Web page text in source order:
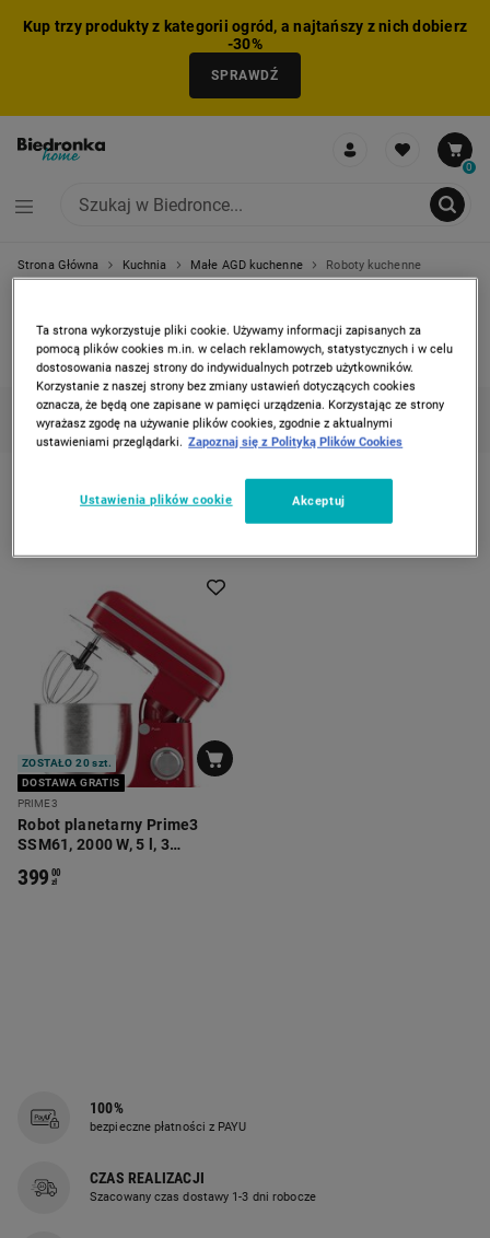
Kup trzy produkty z kategorii ogród, a najtańszy z nich dobierz
-30%
SPRAWDŹ
0
DODANO PRODUKT DO KOSZYKA
ZMNIEJSZONO LICZBĘ PRODUKTÓW
USUNIĘTO PRODUKT Z KOSZYKA
ZESTAW DODANY DO KOSZYKA
NIE MOŻNA BYŁO DODAĆ CAŁEGO ZESTAWU DO KOSZYKA
Strona Główna Kuchnia Małe AGD kuchenne Roboty kuchenne
ROBOTY KUCHENNE
1 produkt
KATEGORIE FILTRUJ (2)
ZOSTAŁO 20 szt.
DOSTAWA GRATIS
PRIME3
Robot planetarny Prime3
SSM61, 2000 W, 5 l, 3
399 00
zł
100%
bezpieczne płatności z PAYU
CZAS REALIZACJI
Szacowany czas dostawy 1-3 dni robocze
Ta strona wykorzystuje pliki cookie. Używamy informacji zapisanych za
pomocą plików cookies m.in. w celach reklamowych, statystycznych i w celu
dostosowania naszej strony do indywidualnych potrzeb użytkowników.
Korzystanie z naszej strony bez zmiany ustawień dotyczących cookies
oznacza, że będą one zapisane w pamięci urządzenia. Korzystając ze strony
wyrażasz zgodę na używanie plików cookies, zgodnie z aktualnymi
ustawieniami przeglądarki. Zapoznaj się z Polityką Plików Cookies
Ustawienia plików cookie Akceptuj